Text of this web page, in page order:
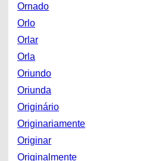
Ornado
Orlo
Orlar
Orla
Oriundo
Oriunda
Originário
Originariamente
Originar
Originalmente